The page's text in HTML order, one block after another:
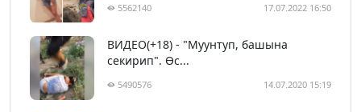
5562140 17.07.2022 16:50
ВИДЕО(+18) - "Муунтуп, башына
секирип". Өс...
5490576 14.07.2020 15:19